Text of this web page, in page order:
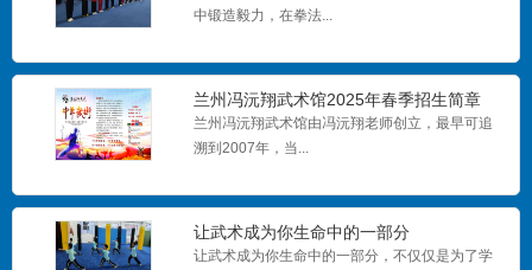
中锻造毅力，在拳法...
兰州冯沅翔武术馆2025年春季招生简章
兰州冯沅翔武术馆由冯沅翔老师创立，最早可追
溯到2007年，当...
让武术成为你生命中的一部分
让武术成为你生命中的一部分，不仅仅是为了学
马国力
在武术的世界里，每一滴汗水都会在未来得到回